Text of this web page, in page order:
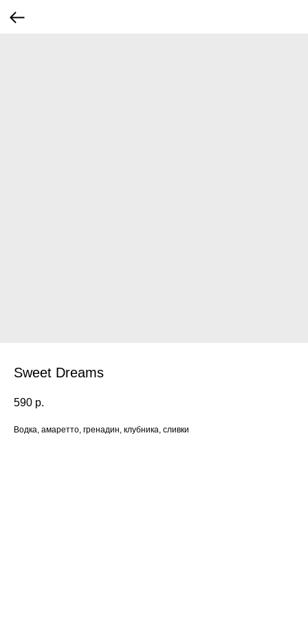
Sweet Dreams
590 р.
Водка, амаретто, гренадин, клубника, сливки